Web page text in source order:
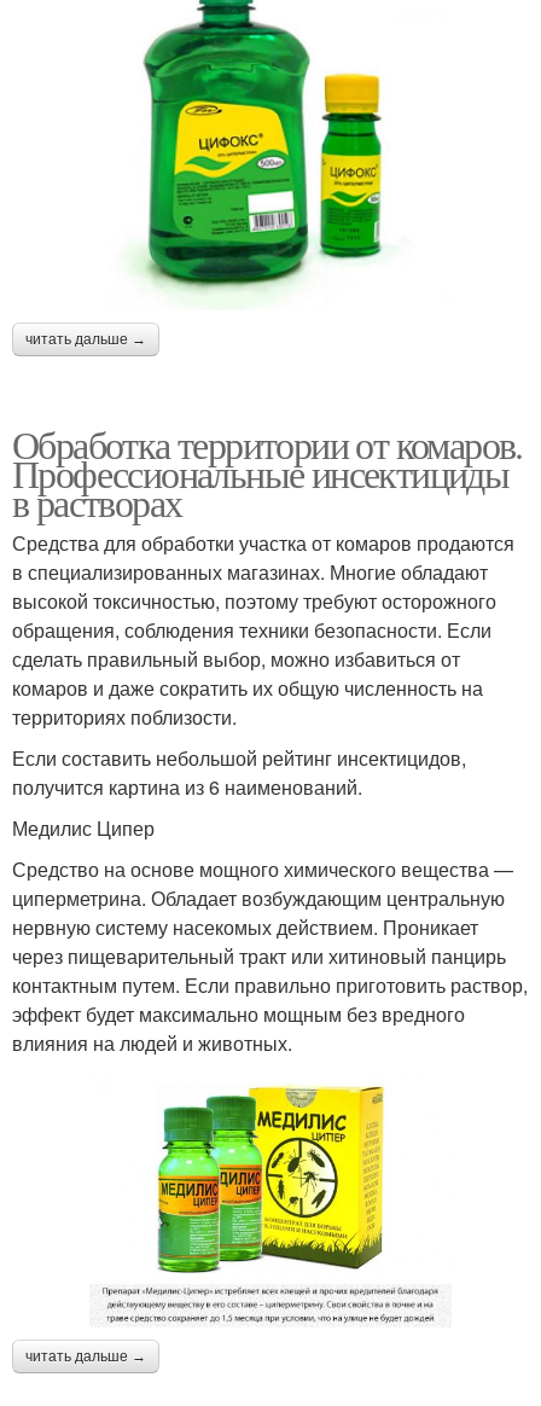
читать дальше →
Обработка территории от комаров.
Профессиональные инсектициды
в растворах
Средства для обработки участка от комаров продаются
в специализированных магазинах. Многие обладают
высокой токсичностью, поэтому требуют осторожного
обращения, соблюдения техники безопасности. Если
сделать правильный выбор, можно избавиться от
комаров и даже сократить их общую численность на
территориях поблизости.
Если составить небольшой рейтинг инсектицидов,
получится картина из 6 наименований.
Медилис Ципер
Средство на основе мощного химического вещества —
циперметрина. Обладает возбуждающим центральную
нервную систему насекомых действием. Проникает
через пищеварительный тракт или хитиновый панцирь
контактным путем. Если правильно приготовить раствор,
эффект будет максимально мощным без вредного
влияния на людей и животных.
читать дальше →